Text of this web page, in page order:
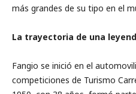
más grandes de su tipo en el
La trayectoria de una
Fangio se inició en el
competiciones de Turismo